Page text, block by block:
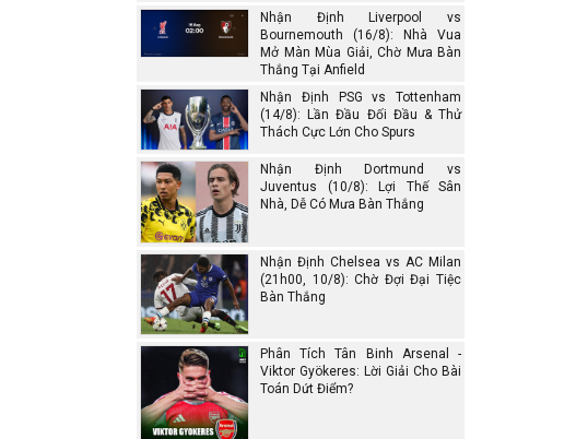
Nhận Định Liverpool vs
Bournemouth (16/8): Nhà Vua
Mở Màn Mùa Giải, Chờ Mưa Bàn
Thắng Tại Anfield
Nhận Định PSG vs Tottenham
(14/8): Lần Đầu Đối Đầu & Thử
Thách Cực Lớn Cho Spurs
Nhận Định Dortmund vs
Juventus (10/8): Lợi Thế Sân
Nhà, Dễ Có Mưa Bàn Thắng
Nhận Định Chelsea vs AC Milan
(21h00, 10/8): Chờ Đợi Đại Tiệc
Bàn Thắng
Phân Tích Tân Binh Arsenal -
Viktor Gyökeres: Lời Giải Cho Bài
Toán Dứt Điểm?